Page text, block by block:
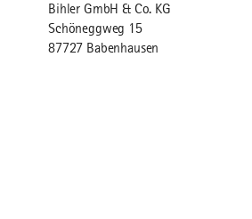
Bihler GmbH & Co. KG
Schöneggweg 15
87727 Babenhausen